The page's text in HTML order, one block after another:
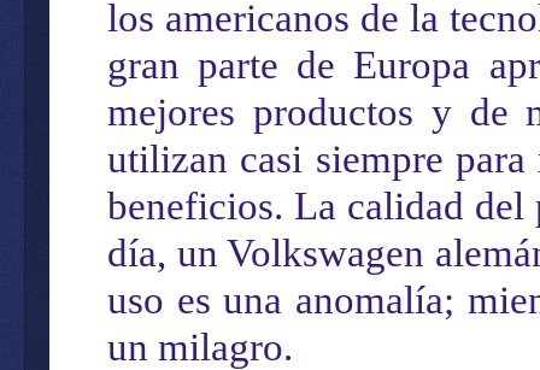
los americanos de la
gran parte de Europa
mejores productos y de
utilizan casi siempre para
beneficios. La calidad
día, un Volkswagen
uso es una anomalía;
un milagro.